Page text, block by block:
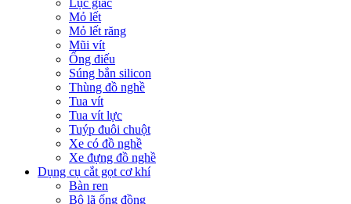
Mỏ lết
Mỏ lết răng
Mũi vít
Ống điếu
Súng bắn silicon
Thùng đồ nghề
Tua vít
Tua vít lực
Tuýp đuôi chuột
Xe có đồ nghề
Xe đựng đồ nghề
Dụng cụ cắt gọt cơ khí
Bàn ren
Bộ lã ống đồng